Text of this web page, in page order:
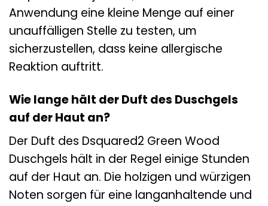
Anwendung eine kleine Menge auf einer
unauffälligen Stelle zu testen, um
sicherzustellen, dass keine allergische
Reaktion auftritt.
Wie lange hält der Duft des Duschgels
auf der Haut an?
Der Duft des Dsquared2 Green Wood
Duschgels hält in der Regel einige Stunden
auf der Haut an. Die holzigen und würzigen
Noten sorgen für eine langanhaltende und